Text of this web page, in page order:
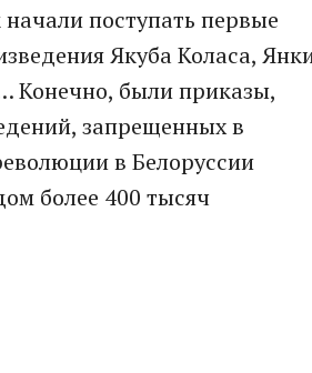
поступать первые
Якуба Коласа,
Конечно, были приказы,
запрещенных в
в Белоруссии
более 400 тысяч